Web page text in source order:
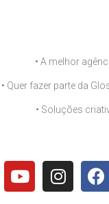
• A melhor
• Quer fazer parte da
• Soluções